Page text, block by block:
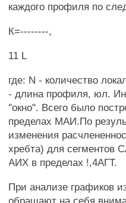
каждого профиля по
К=--------,
11 L
где: N - количество
- длина профиля, юл.
"окно". Всего было
пределах МАИ.По
изменения
хребта) для сегментов
АИХ в пределах !,4АГТ.
При анализе графиков
обращают на себя